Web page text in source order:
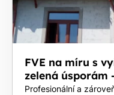
FVE na míru s
zelená úsporám
Profesionální a